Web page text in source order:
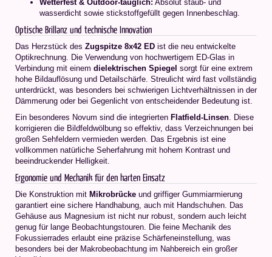
Wetterfest & Outdoor-tauglich: Absolut staub- und
wasserdicht sowie stickstoffgefüllt gegen Innenbeschlag.
Optische Brillanz und technische Innovation
Das Herzstück des Zugspitze 8x42 ED ist die neu entwickelte
Optikrechnung. Die Verwendung von hochwertigem ED-Glas in
Verbindung mit einem dielektrischen Spiegel sorgt für eine extrem
hohe Bildauflösung und Detailschärfe. Streulicht wird fast vollständig
unterdrückt, was besonders bei schwierigen Lichtverhältnissen in der
Dämmerung oder bei Gegenlicht von entscheidender Bedeutung ist.
Ein besonderes Novum sind die integrierten Flatfield-Linsen . Diese
korrigieren die Bildfeldwölbung so effektiv, dass Verzeichnungen bei
großen Sehfeldern vermieden werden. Das Ergebnis ist eine
vollkommen natürliche Seherfahrung mit hohem Kontrast und
beeindruckender Helligkeit.
Ergonomie und Mechanik für den harten Einsatz
Die Konstruktion mit Mikrobrücke und griffiger Gummiarmierung
garantiert eine sichere Handhabung, auch mit Handschuhen. Das
Gehäuse aus Magnesium ist nicht nur robust, sondern auch leicht
genug für lange Beobachtungstouren. Die feine Mechanik des
Fokussierrades erlaubt eine präzise Schärfeneinstellung, was
besonders bei der Makrobeobachtung im Nahbereich ein großer